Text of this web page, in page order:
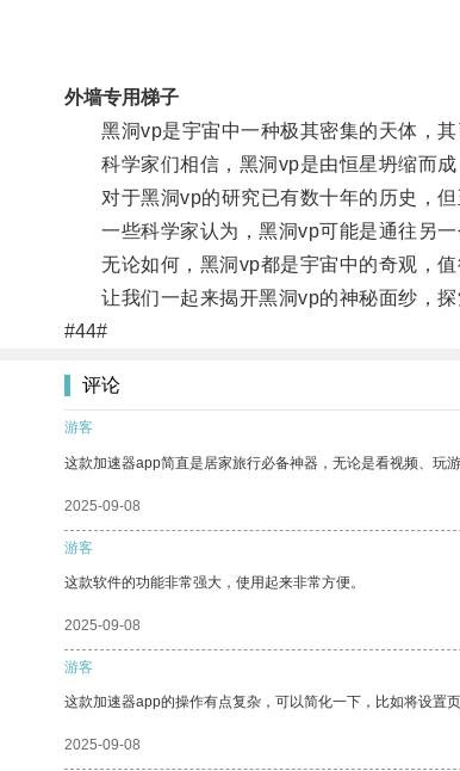
外墙专用梯子
黑洞vp是宇宙中一种极其密集的天体，其
科学家们相信，黑洞vp是由恒星坍缩而成
对于黑洞vp的研究已有数十年的历史，但
一些科学家认为，黑洞vp可能是通往另一
无论如何，黑洞vp都是宇宙中的奇观，值
让我们一起来揭开黑洞vp的神秘面纱，探
#44#
评论
游客
这款加速器app简直是居家旅行必备神器，无论是看视频、玩
2025-09-08
游客
这款软件的功能非常强大，使用起来非常方便。
2025-09-08
游客
这款加速器app的操作有点复杂，可以简化一下，比如将设置页
2025-09-08